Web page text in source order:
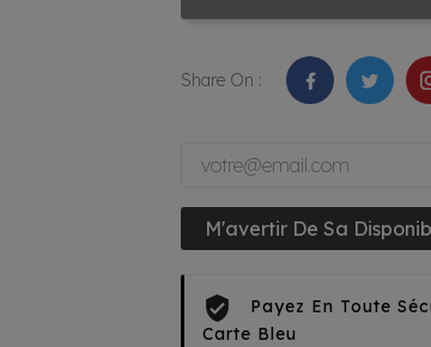
Share On :
M'avertir De Sa
Payez En Toute
Carte Bleu